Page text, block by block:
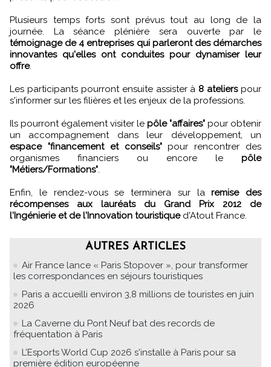
Plusieurs temps forts sont prévus tout au long de la
journée. La séance plénière sera ouverte par le
témoignage de 4 entreprises qui parleront des démarches
innovantes qu'elles ont conduites pour dynamiser leur
offre.
Les participants pourront ensuite assister à 8 atelierspour
s'informer sur les filières et les enjeux de la professions.
Ils pourront également visiter le pôle "affaires" pour obtenir
un accompagnement dans leur développement, un
espace "financement et conseils"pour rencontrer des
organismes financiers ou encore le pôle
"Métiers/Formations"
Enfin, le rendez-vous se terminera sur laremise des
récompenses aux lauréats du Grand Prix 2012 de
l'Ingénierie et de l'Innovation touristiqued'Atout France.
AUTRES ARTICLES
Air France lance « Paris Stopover », pour transformer
les correspondances en séjours touristiques
Paris a accueilli environ 3,8 millions de touristes en juin
2026
La Caverne du Pont Neuf bat des records de
fréquentation à Paris
L’Esports World Cup 2026 s'installe à Paris pour sa
première édition européenne